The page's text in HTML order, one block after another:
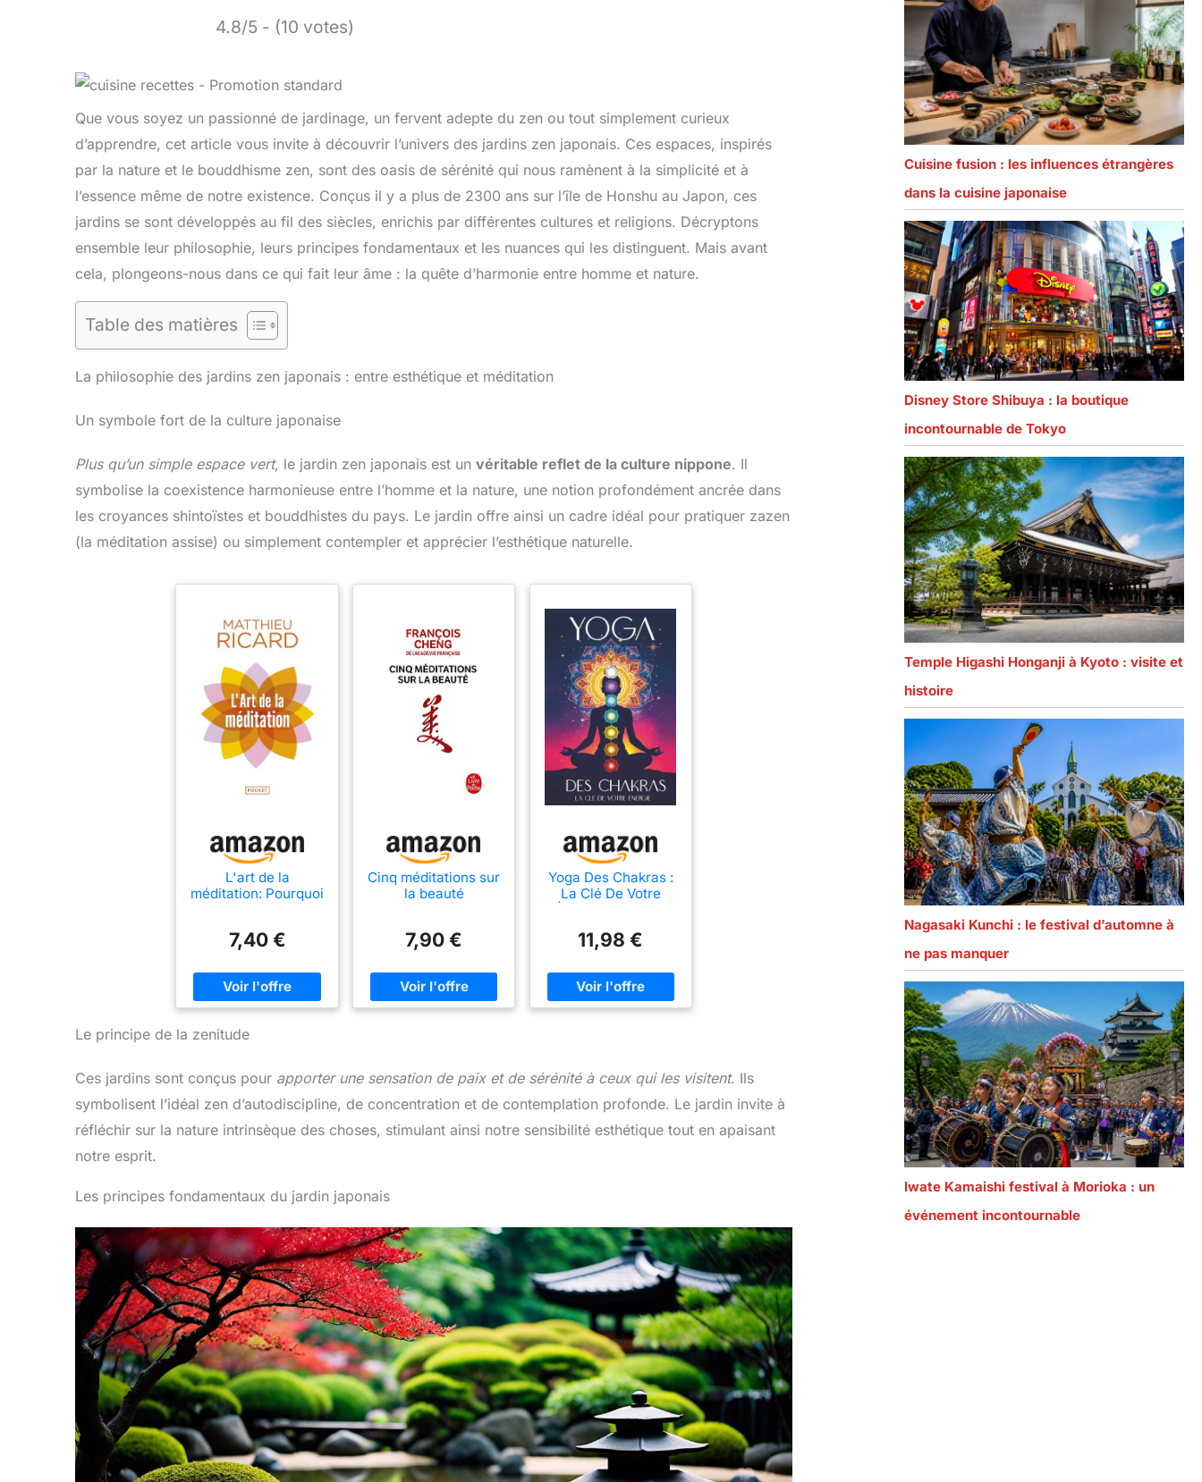
4.8/5 - (10 votes)
Que vous soyez un passionné de jardinage, un fervent adepte du zen ou tout simplement curieux
d’apprendre, cet article vous invite à découvrir l’univers des jardins zen japonais. Ces espaces, inspirés
par la nature et le bouddhisme zen, sont des oasis de sérénité qui nous ramènent à la simplicité et à
l’essence même de notre existence. Conçus il y a plus de 2300 ans sur l’île de Honshu au Japon, ces
jardins se sont développés au fil des siècles, enrichis par différentes cultures et religions. Décryptons
ensemble leur philosophie, leurs principes fondamentaux et les nuances qui les distinguent. Mais avant
cela, plongeons-nous dans ce qui fait leur âme : la quête d’harmonie entre homme et nature.
Table des matières
La philosophie des jardins zen japonais : entre esthétique et méditation
Un symbole fort de la culture japonaise
Plus qu’un simple espace vert, le jardin zen japonais est un véritable reflet de la culture nippone. Il
symbolise la coexistence harmonieuse entre l’homme et la nature, une notion profondément ancrée dans
les croyances shintoïstes et bouddhistes du pays. Le jardin offre ainsi un cadre idéal pour pratiquer zazen
(la méditation assise) ou simplement contempler et apprécier l’esthétique naturelle.
L'art de la
méditation: Pourquoi
7,40 €
Cinq méditations sur
la beauté
7,90 €
Yoga Des Chakras :
La Clé De Votre
équilibrer et guérir
yoga, la kundalini,
les soins
énergétiques ...
11,98 €
Le principe de la zenitude
Ces jardins sont conçus pour apporter une sensation de paix et de sérénité à ceux qui les visitent. Ils
symbolisent l’idéal zen d’autodiscipline, de concentration et de contemplation profonde. Le jardin invite à
réfléchir sur la nature intrinsèque des choses, stimulant ainsi notre sensibilité esthétique tout en apaisant
notre esprit.
Les principes fondamentaux du jardin japonais
Cuisine fusion : les influences étrangères
dans la cuisine japonaise
Disney Store Shibuya : la boutique
incontournable de Tokyo
Temple Higashi Honganji à Kyoto : visite et
histoire
Nagasaki Kunchi : le festival d’automne à
ne pas manquer
Iwate Kamaishi festival à Morioka : un
événement incontournable